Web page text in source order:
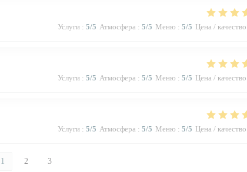
Услуги : 5/5 Атмосфера : 5/5 Меню : 5/5 Цена / качество
Услуги : 5/5 Атмосфера : 5/5 Меню : 5/5 Цена / качество
Услуги : 5/5 Атмосфера : 5/5 Меню : 5/5 Цена / качество
1 2 3